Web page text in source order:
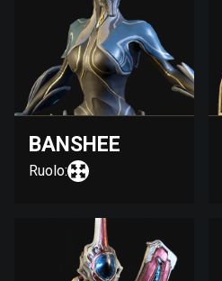
BANSHEE
Ruolo: